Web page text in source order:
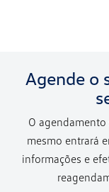
Agende o
O
mesmo entrará
informações e